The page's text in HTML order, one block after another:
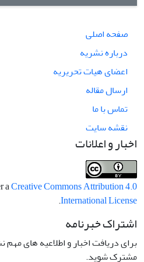
صفحه اصلی
درباره نشریه
اعضای هیات تحریریه
ارسال مقاله
تماس با ما
نقشه سایت
اخبار و اعلانات
aCreative Commons Attribution 4.0
International License
.
اشتراک خبرنامه
برای دریافت اخبار و اطلاعیه های
مشترک شوید.